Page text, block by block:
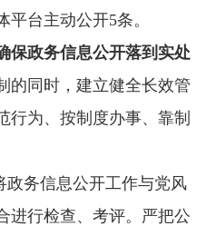
平台主动公开5条。
保政务信息公开落到实处
的同时，建立健全长效管
行为、按制度办事、靠制
政务信息公开工作与党风
进行检查、考评。严把公